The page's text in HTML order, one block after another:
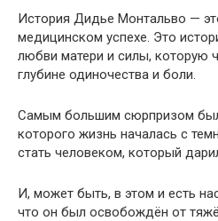
История Дидье Монтальво —
медицинском успехе. Это
любви матери и силы, которую
глубине одиночества и боли.
Самым большим сюрпризом
которого жизнь началась с
стать человеком, который
И, может быть, в этом и есть
что он был освобождён от